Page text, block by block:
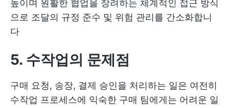
높이며 원활한 협업을 장려하는 체계적인 접근 방식
으로 조달의 규정 준수 및 위험 관리를 간소화합니
다
5. 수작업의 문제점
구매 요청, 송장, 결제 승인을 처리하는 일은 여전히
수작업 프로세스에 익숙한 구매 팀에게는 어려운 일